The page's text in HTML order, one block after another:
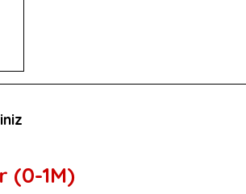
(0-1M)